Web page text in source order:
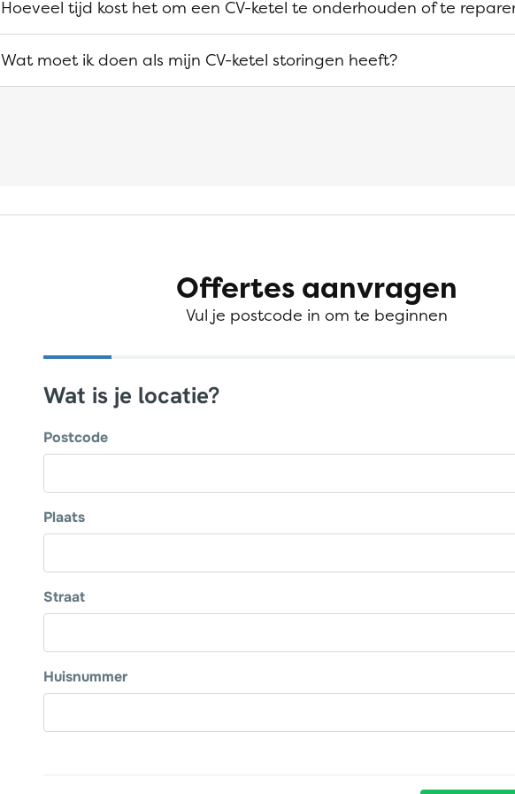
Hoeveel tijd kost het om een CV-ketel te onderhouden of te
Wat moet ik doen als mijn CV-ketel storingen heeft?
Offertes aanvragen
Vul je postcode in om te beginnen